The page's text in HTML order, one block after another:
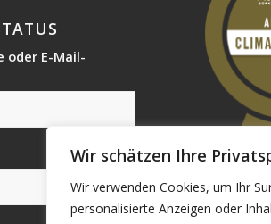
Wir schätzen Ihre
Wir verwenden Cookies, um Ihr
personalisierte Anzeigen oder
oder E-Mail-